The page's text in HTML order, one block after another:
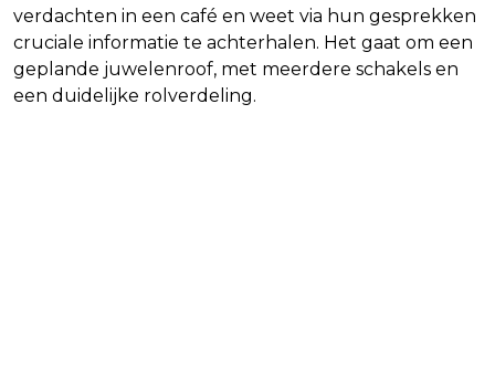
verdachten in een café en weet via hun gesprekken
cruciale informatie te achterhalen. Het gaat om een
geplande juwelenroof, met meerdere schakels en
een duidelijke rolverdeling.